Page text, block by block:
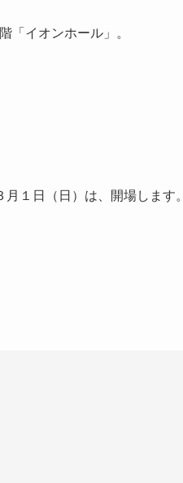
「イオンホール」。
１日（日）は、開場します。